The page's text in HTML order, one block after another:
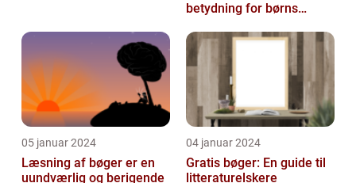
betydning for børns
05 januar 2024
Læsning af bøger er en
uundværlig og berigende
04 januar 2024
Gratis bøger: En guide til
litteraturelskere